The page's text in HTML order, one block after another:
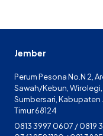
Jember
Perum Pesona No.N 2,
Sawah/Kebun, Wirolegi,
Sumbersari, Kabupaten
Timur 68124
0813 3997 0607 / 0819